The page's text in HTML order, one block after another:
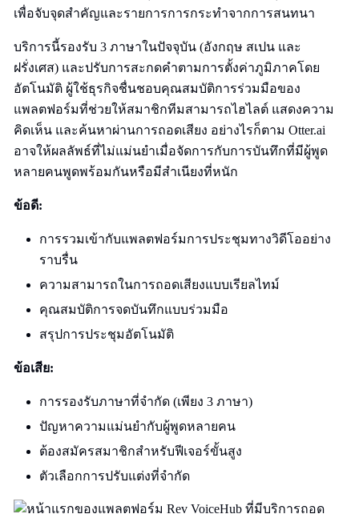
เพื่อจับจุดสำคัญและรายการการกระทำจากการสนทนา
บริการนี้รองรับ 3 ภาษาในปัจจุบัน (อังกฤษ สเปน และ
ฝรั่งเศส) และปรับการสะกดคำตามการตั้งค่าภูมิภาคโดย
อัตโนมัติ ผู้ใช้ธุรกิจชื่นชอบคุณสมบัติการร่วมมือของ
แพลตฟอร์มที่ช่วยให้สมาชิกทีมสามารถไฮไลต์ แสดงความ
คิดเห็น และค้นหาผ่านการถอดเสียง อย่างไรก็ตาม Otter.ai
อาจให้ผลลัพธ์ที่ไม่แม่นยำเมื่อจัดการกับการบันทึกที่มีผู้พูด
หลายคนพูดพร้อมกันหรือมีสำเนียงที่หนัก
ข้อดี:
การรวมเข้ากับแพลตฟอร์มการประชุมทางวิดีโออย่าง
ราบรื่น
ความสามารถในการถอดเสียงแบบเรียลไทม์
คุณสมบัติการจดบันทึกแบบร่วมมือ
สรุปการประชุมอัตโนมัติ
ข้อเสีย:
การรองรับภาษาที่จำกัด (เพียง 3 ภาษา)
ปัญหาความแม่นยำกับผู้พูดหลายคน
ต้องสมัครสมาชิกสำหรับฟีเจอร์ขั้นสูง
ตัวเลือกการปรับแต่งที่จำกัด